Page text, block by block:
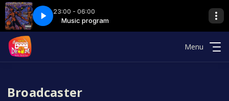
23:00 - 06:00
Music program
000 silent file - 7 hrs
Menu
Broadcaster